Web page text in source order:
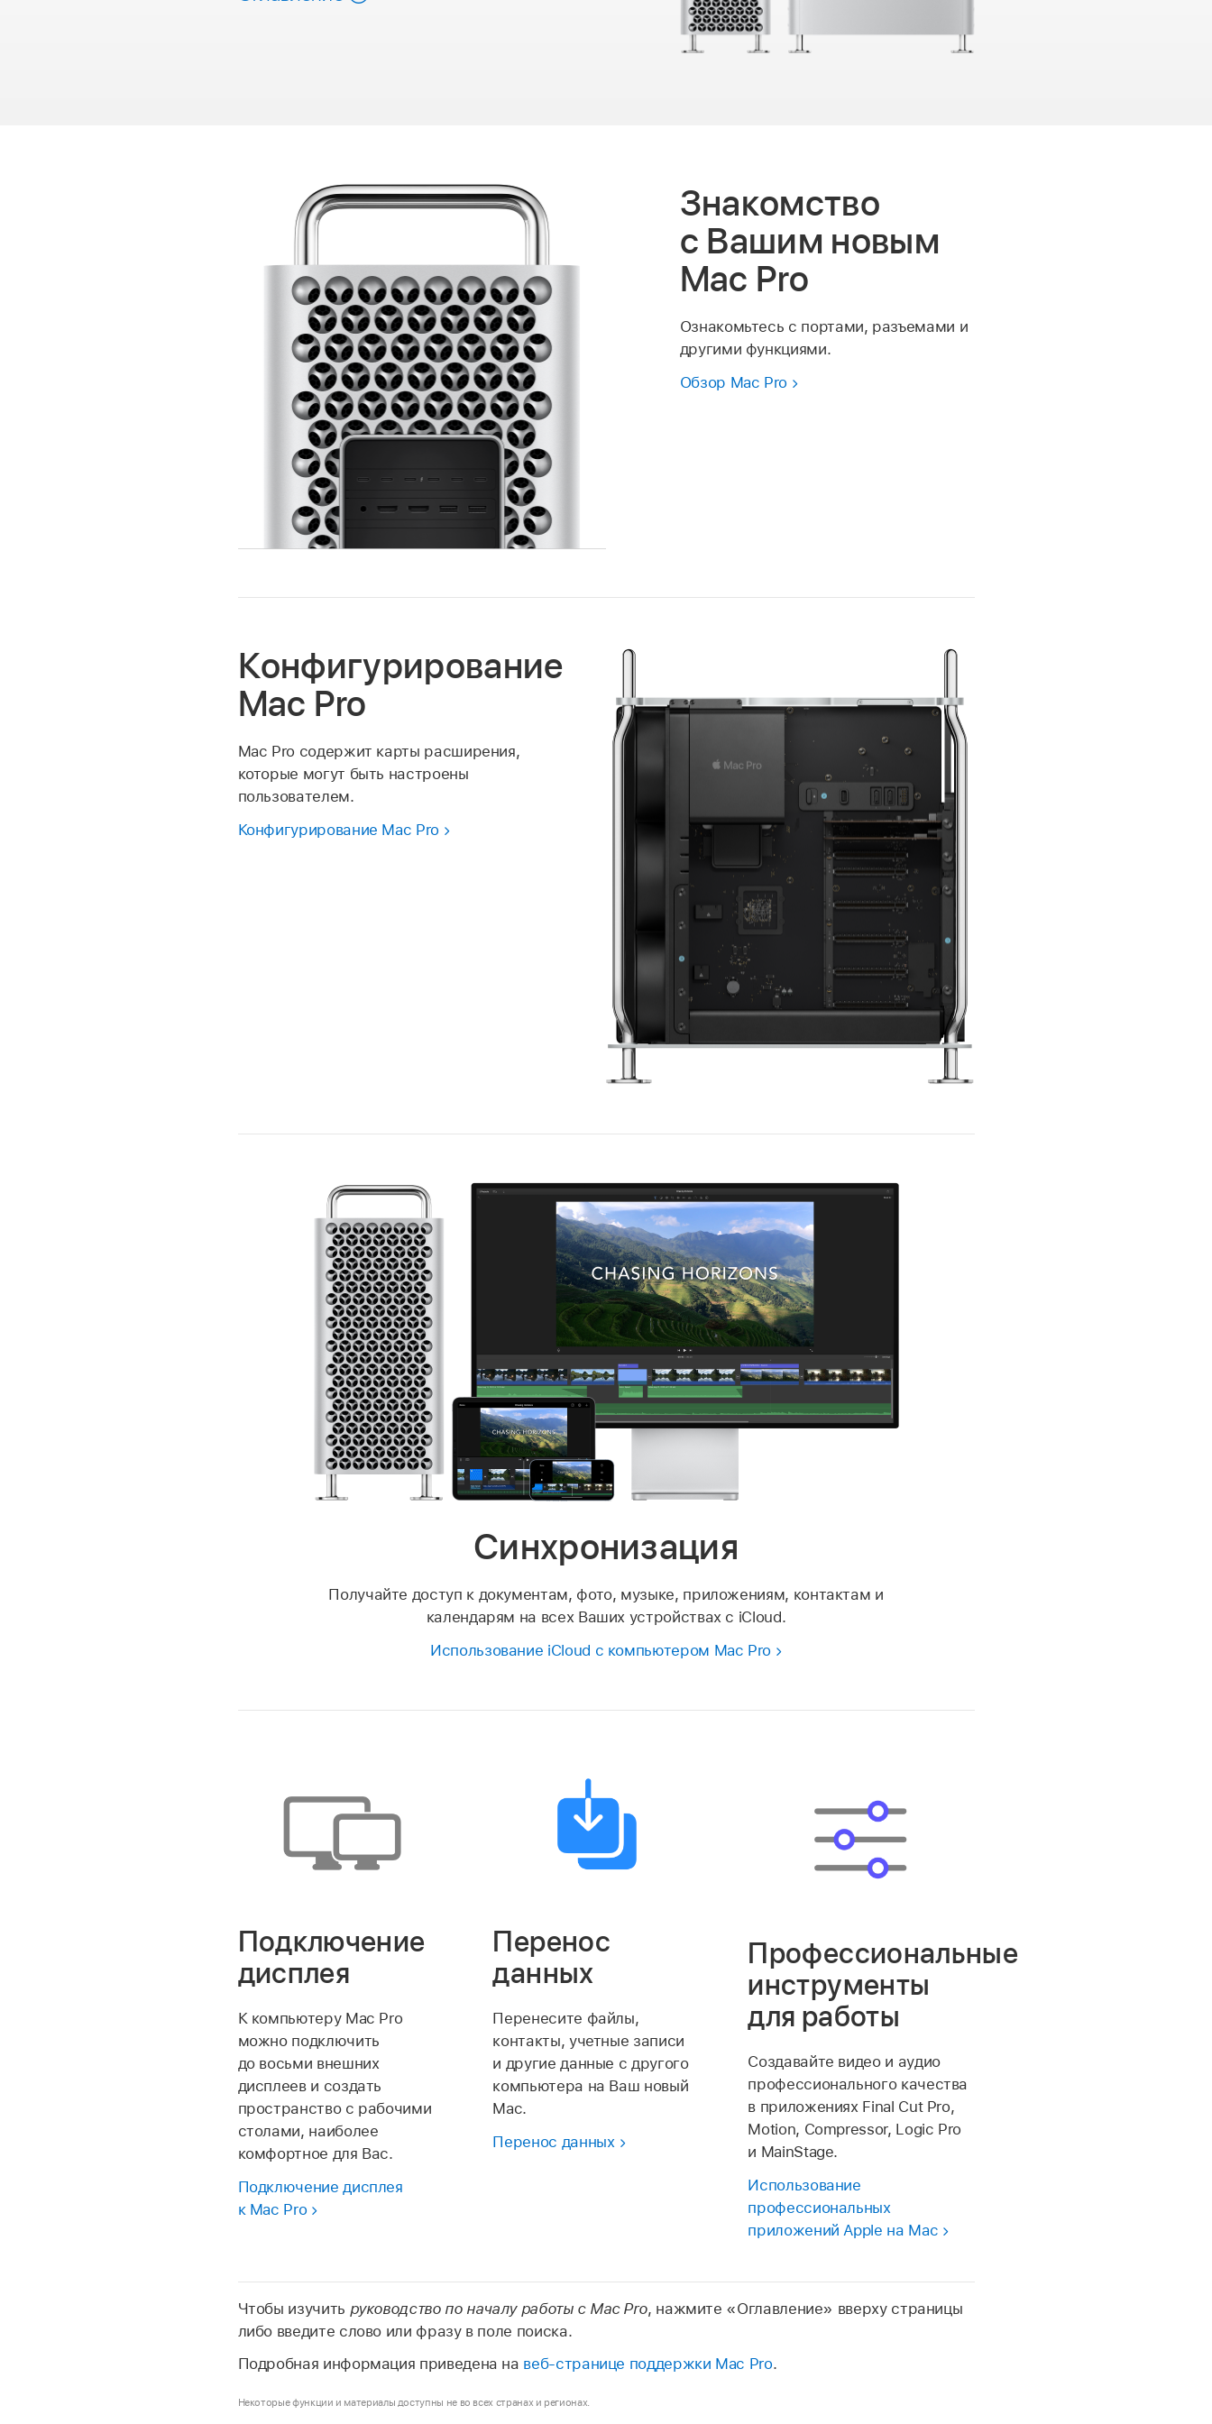
Знакомство
с Вашим новым
Mac Pro
Ознакомьтесь с портами, разъемами и
другими функциями.
Обзор Mac Pro
Конфигурирование
Mac Pro
Mac Pro содержит карты расширения,
которые могут быть настроены
пользователем.
Конфигурирование Mac Pro
Синхронизация
Получайте доступ к документам, фото, музыке, приложениям, контактам и
календарям на всех Ваших устройствах с iCloud.
Использование iCloud с компьютером Mac Pro
Подключение
дисплея
К компьютеру Mac Pro
можно подключить
до восьми внешних
дисплеев и создать
пространство с рабочими
столами, наиболее
комфортное для Вас.
Подключение дисплея
к Mac Pro
Перенос
данных
Перенесите файлы,
контакты, учетные записи
и другие данные с другого
компьютера на Ваш новый
Mac.
Перенос данных
Профессиональные
инструменты
для работы
Создавайте видео и аудио
профессионального качества
в приложениях Final Cut Pro,
Motion, Compressor, Logic Pro
и MainStage.
Использование
профессиональных
приложений Apple на Mac
Чтобы изучить руководство по началу работы с Mac Pro, нажмите «Оглавление» вверху страницы
либо введите слово или фразу в поле поиска.
Подробная информация приведена на веб‑странице поддержки Mac Pro.
Некоторые функции и материалы доступны не во всех странах и регионах.